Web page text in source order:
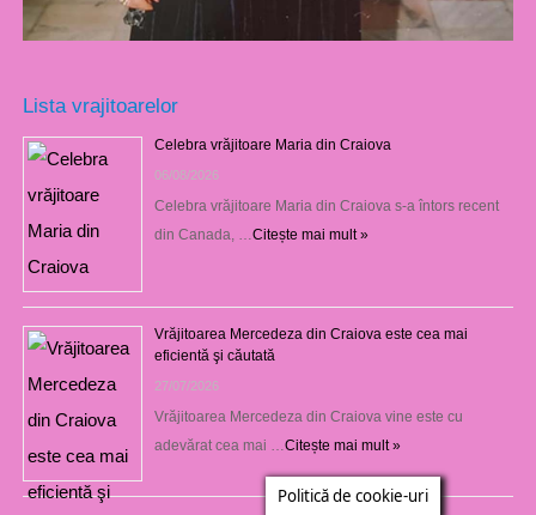
Lista vrajitoarelor
Celebra vrăjitoare Maria din Craiova
06/08/2026
Celebra vrăjitoare Maria din Craiova s-a întors recent
din Canada, … Citește mai mult »
Vrăjitoarea Mercedeza din Craiova este cea mai
eficientă şi căutată
27/07/2026
Vrăjitoarea Mercedeza din Craiova vine este cu
adevărat cea mai … Citește mai mult »
Politică de cookie-uri